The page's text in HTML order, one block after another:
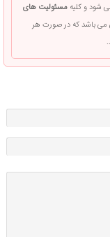
شود و کلیهمسئولیت های
باشد که در صورت هر